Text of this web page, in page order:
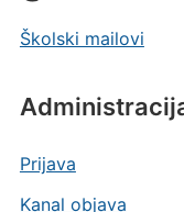
Školski mailovi
Prijava
Kanal objava